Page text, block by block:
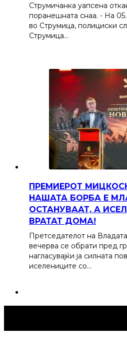
Струмичанка уапсена
поранешната снаа. - На
во Струмица, полициски
Струмица…
ПРЕМИЕРОТ
НАШАТА БОРБА Е
ОСТАНУВААТ, А
ВРАТАТ ДОМА!
Претседателот на
вечерва се обрати пред
нагласувајќи ја силната
иселениците со…